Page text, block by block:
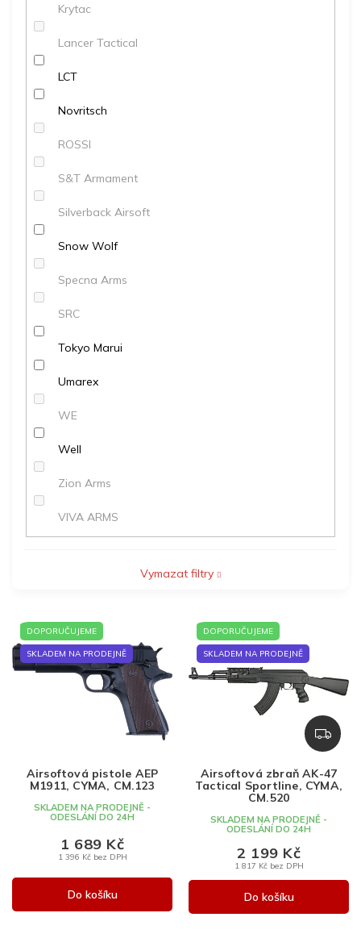
Krytac
Lancer Tactical
LCT
Novritsch
ROSSI
S&T Armament
Silverback Airsoft
Snow Wolf
Specna Arms
SRC
Tokyo Marui
Umarex
WE
Well
Zion Arms
VIVA ARMS
Vymazat filtry
V
ý
p
i
DOPORUČUJEME
SKLADEM NA PRODEJNĚ
Airsoftová pistole AEP
M1911, CYMA, CM.123
SKLADEM NA PRODEJNĚ -
ODESLÁNÍ DO 24H
1 396 Kč bez DPH
1 689 Kč
Do košíku
DOPORUČUJEME
SKLADEM NA PRODEJNĚ
Z
D
R
Airsoftová zbraň AK-47
Tactical Sportline, CYMA,
CM.520
SKLADEM NA PRODEJNĚ -
ODESLÁNÍ DO 24H
1 817 Kč bez DPH
2 199 Kč
Do košíku